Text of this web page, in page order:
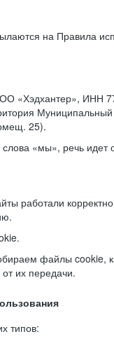
на Правила
«Хэдхантер», ИНН
Муниципальный
25).
слова «мы», речь
работали
файлы cookie,
их передачи.
типов: